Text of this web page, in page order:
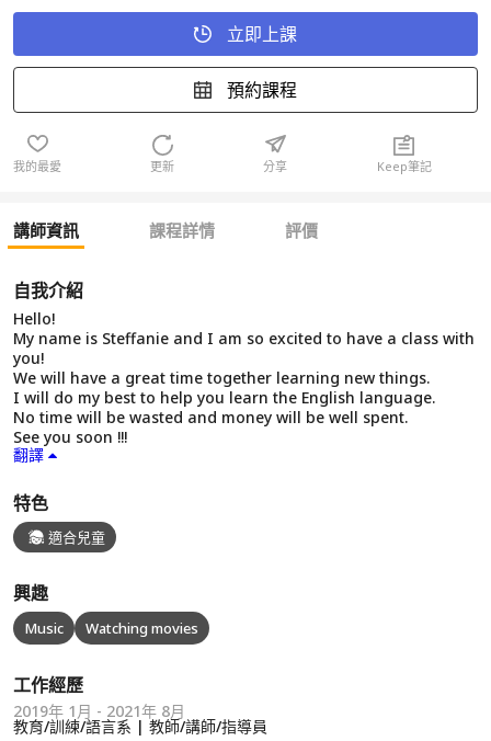
立即上課
預約課程
我的最愛 更新 分享 Keep筆記
講師資訊 課程詳情 評價
自我介紹
Hello!
My name is Steffanie and I am so excited to have a class with
you!
We will have a great time together learning new things.
I will do my best to help you learn the English language.
No time will be wasted and money will be well spent.
See you soon !!!
翻譯
特色
適合兒童
興趣
Music Watching movies
工作經歷
2019年 1月 - 2021年 8月
教育/訓練/語言系 | 教師/講師/指導員